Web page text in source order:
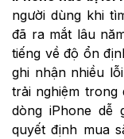
người dùng khi
đã ra mắt lâu
tiếng về độ ổn
ghi nhận nhiều
trải nghiệm
dòng iPhone dễ
quyết định mua